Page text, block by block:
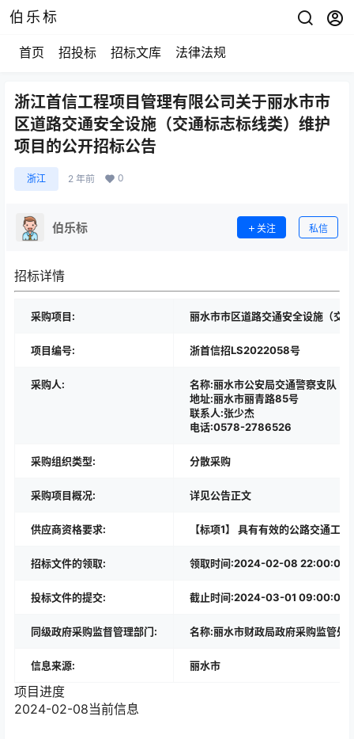
伯乐标
首页 招投标 招标文库 法律法规
浙江首信工程项目管理有限公司关于丽水市市
区道路交通安全设施（交通标志标线类）维护
项目的公开招标公告
浙江 2 年前 0
伯乐标 关注 私信
招标详情
采购项目: 丽水市市区道路交通安全设施（交
项目编号: 浙首信招LS2022058号
采购人:
名称:丽水市公安局交通警察支队
地址:丽水市丽青路85号
联系人:张少杰
电话:0578-2786526
采购组织类型: 分散采购
采购项目概况: 详见公告正文
供应商资格要求: 【标项1】 具有有效的公路交通工
招标文件的领取: 领取时间:2024-02-08 22:00:00,
投标文件的提交: 截止时间:2024-03-01 09:00:00
同级政府采购监督管理部门: 名称:丽水市财政局政府采购监管
信息来源: 丽水市
项目进度
2024-02-08当前信息